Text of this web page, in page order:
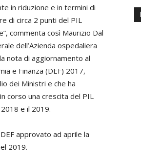
in riduzione e in termini di
di circa 2 punti del PIL
commenta così Maurizio Dal
dell’Azienda ospedaliera
nota di aggiornamento al
e Finanza (DEF) 2017,
dei Ministri e che ha
corso una crescita del PIL
e il 2019.
approvato ad aprile la
2019.